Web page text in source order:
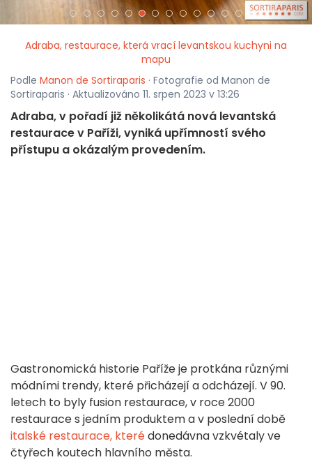
Adraba, restaurace, která vrací levantskou kuchyni na
mapu
Podle Manon de Sortiraparis · Fotografie od Manon de
Sortiraparis · Aktualizováno 11. srpen 2023 v 13:26
Adraba, v pořadí již několikátá nová levantská
restaurace v Paříži, vyniká upřímností svého
přístupu a okázalým provedením.
Gastronomická historie Paříže je protkána různými
módními trendy, které přicházejí a odcházejí. V 90.
letech to byly fusion restaurace, v roce 2000
restaurace s jedním produktem a v poslední době
italské restaurace, kterédonedávna vzkvétaly ve
čtyřech koutech hlavního města.